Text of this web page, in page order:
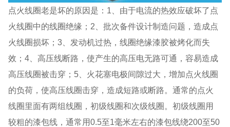
点火线圈老是坏的原因是：1、由于电流的热效应破坏了点
火线圈中的线圈绝缘；2、批次备件设计制造问题，造成点
火线圈损坏；3、发动机过热，线圈绝缘漆胶被烤化而失
效；4、高压线断路，使产生的高压电无路可通，容易造成
高压线圈被击穿；5、火花塞电极间隙过大，增加点火线圈
的负荷，使高压线圈击穿，造成短路或断路。通常的点火
线圈里面有两组线圈，初级线圈和次级线圈。初级线圈用
较粗的漆包线，通常用0.5至1毫米左右的漆包线绕200至50